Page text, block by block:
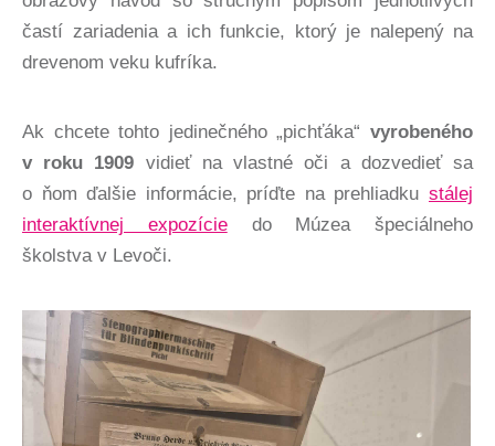
častí zariadenia a ich funkcie, ktorý je nalepený na
drevenom veku kufríka.
Ak chcete tohto jedinečného „pichťáka“ vyrobeného
v roku 1909 vidieť na vlastné oči a dozvedieť sa
o ňom ďalšie informácie, príďte na prehliadku stálej
interaktívnej expozíciedo Múzea špeciálneho
školstva v Levoči.